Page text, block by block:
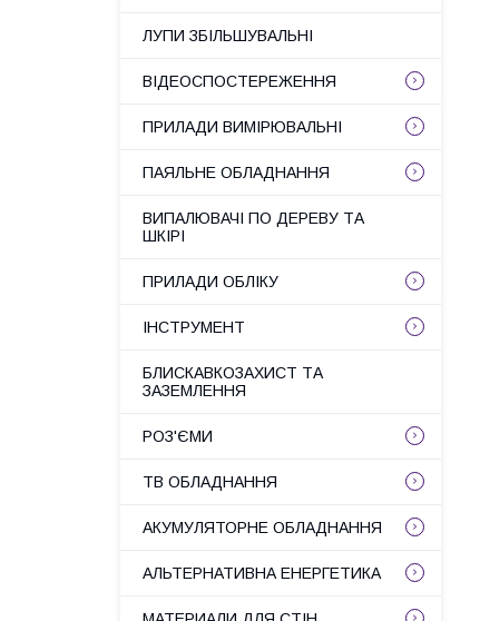
ЛУПИ ЗБІЛЬШУВАЛЬНІ
ВІДЕОСПОСТЕРЕЖЕННЯ
ПРИЛАДИ ВИМІРЮВАЛЬНІ
ПАЯЛЬНЕ ОБЛАДНАННЯ
ВИПАЛЮВАЧІ ПО ДЕРЕВУ ТА
ШКІРІ
ПРИЛАДИ ОБЛІКУ
ІНСТРУМЕНТ
БЛИСКАВКОЗАХИСТ ТА
ЗАЗЕМЛЕННЯ
РОЗ'ЄМИ
ТВ ОБЛАДНАННЯ
АКУМУЛЯТОРНЕ ОБЛАДНАННЯ
АЛЬТЕРНАТИВНА ЕНЕРГЕТИКА